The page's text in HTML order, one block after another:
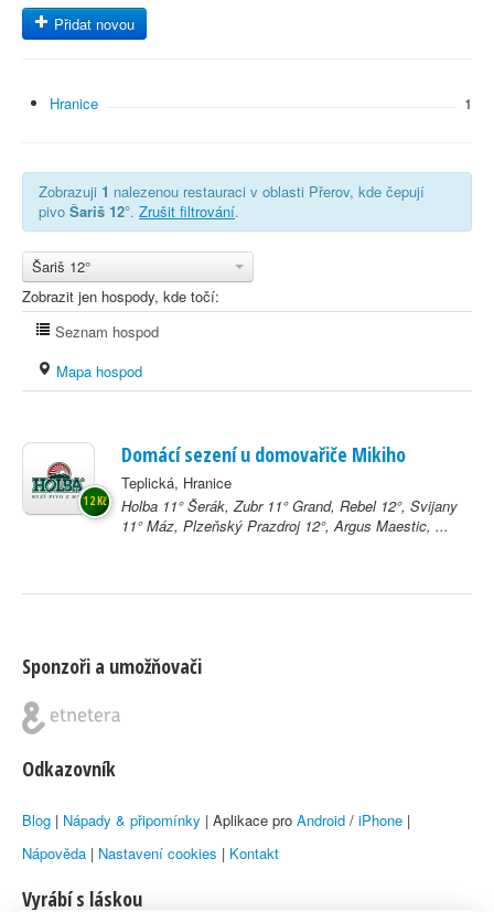
Přidat novou
Hranice 1
Zobrazuji 1 nalezenou restauraci v oblasti Přerov, kde čepují
pivo Šariš 12°. Zrušit filtrování.
Šariš 12°
Zobrazit jen hospody, kde točí:
Seznam hospod
Mapa hospod
Domácí sezení u domovařiče Mikiho
Teplická, Hranice
Holba 11° Šerák, Zubr 11° Grand, Rebel 12°, Svijany
11° Máz, Plzeňský Prazdroj 12°, Argus Maestic, ...
12 Kč
Sponzoři a umožňovači
Odkazovník
Blog | Nápady & připomínky | Aplikace pro Android / iPhone |
Nápověda | Nastavení cookies | Kontakt
Vyrábí s láskou